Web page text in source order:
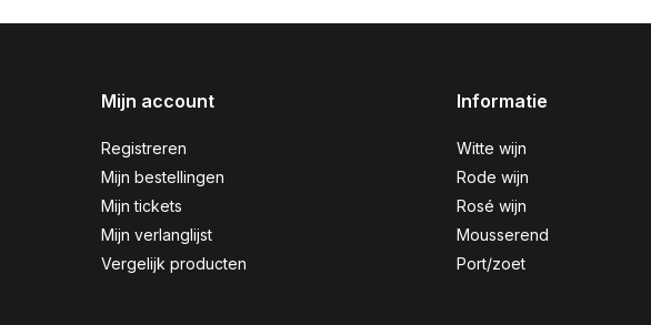
Mijn account
Registreren
Mijn bestellingen
Mijn tickets
Mijn verlanglijst
Vergelijk producten
Informatie
Witte wijn
Rode wijn
Rosé wijn
Mousserend
Port/zoet